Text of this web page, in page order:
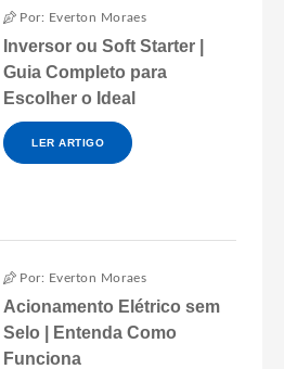
Por: Everton Moraes
Inversor ou Soft Starter |
Guia Completo para
Escolher o Ideal
LER ARTIGO
Por: Everton Moraes
Acionamento Elétrico sem
Selo | Entenda Como
Funciona